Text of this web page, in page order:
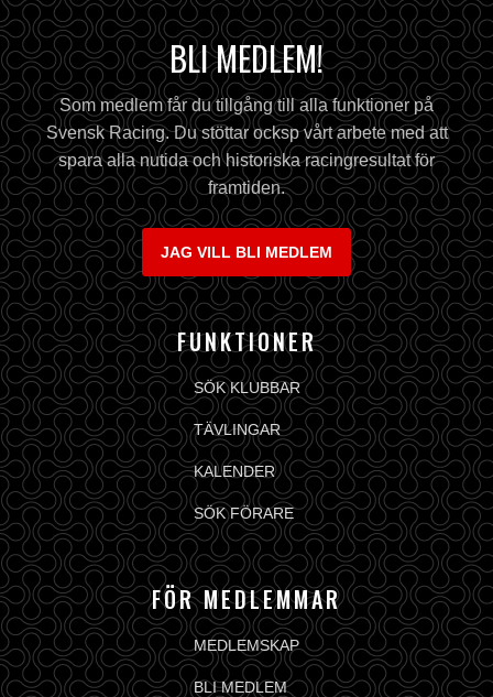
BLI MEDLEM!
Som medlem får du tillgång till alla funktioner på
Svensk Racing. Du stöttar ocksp vårt arbete med att
spara alla nutida och historiska racingresultat för
framtiden.
JAG VILL BLI MEDLEM
FUNKTIONER
SÖK KLUBBAR
TÄVLINGAR
KALENDER
SÖK FÖRARE
FÖR MEDLEMMAR
MEDLEMSKAP
BLI MEDLEM